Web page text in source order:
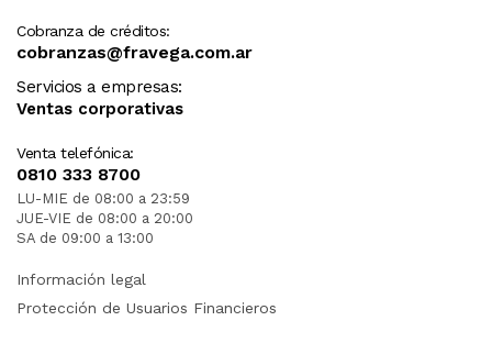
Cobranza de créditos:
cobranzas@fravega.com.ar
Servicios a empresas:
Ventas corporativas
Venta telefónica:
0810 333 8700
LU-MIE de 08:00 a 23:59
JUE-VIE de 08:00 a 20:00
SA de 09:00 a 13:00
Información legal
Protección de Usuarios Financieros